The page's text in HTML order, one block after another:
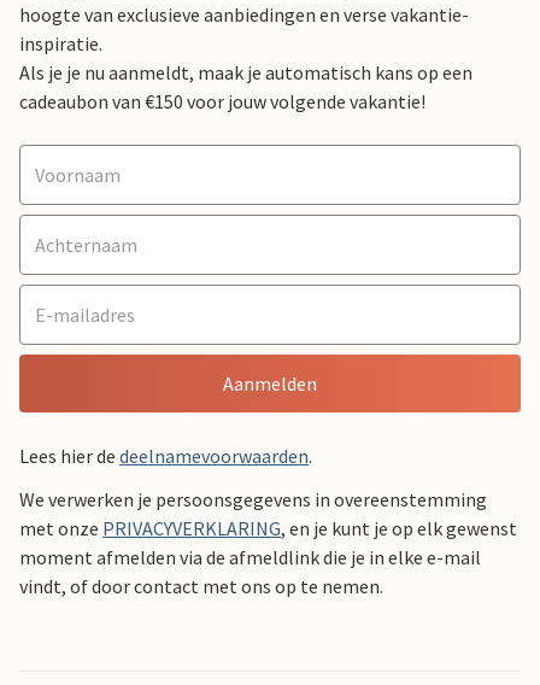
hoogte van exclusieve aanbiedingen en verse vakantie-
inspiratie.
Als je je nu aanmeldt, maak je automatisch kans op een
cadeaubon van €150 voor jouw volgende vakantie!
Aanmelden
Lees hier de deelnamevoorwaarden.
We verwerken je persoonsgegevens in overeenstemming
met onze PRIVACYVERKLARING, en je kunt je op elk gewenst
moment afmelden via de afmeldlink die je in elke e-mail
vindt, of door contact met ons op te nemen.